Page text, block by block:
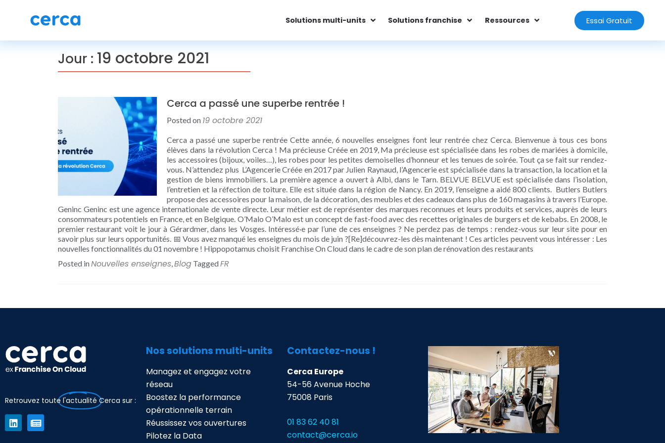
Solutions multi-units Solutions franchise Ressources Essai Gratuit
Jour : 19 octobre 2021
Cerca a passé une superbe rentrée !
Posted on 19 octobre 2021
Cerca a passé une superbe rentrée Cette année, 6 nouvelles enseignes font leur rentrée chez Cerca. Bienvenue à tous ces bons
élèves dans la révolution Cerca ! Ma précieuse Créée en 2019, Ma précieuse est spécialisée dans les robes de mariées à domicile,
les accessoires (bijoux, voiles…), les robes pour les petites demoiselles d’honneur et les tenues de soirée. Tout ça se fait sur rendez-
vous. N’attendez plus L’Agencerie Créée en 2017 par Julien Raynaud, l’Agencerie est spécialisée dans la transaction, la location et la
gestion de biens immobiliers. La première agence a ouvert à Albi, dans le Tarn. BELVUE BELVUE est spécialisée dans l’isolation,
l’entretien et la réfection de toiture. Elle est située dans la région de Nancy. En 2019, l’enseigne a aidé 800 clients. Butlers Butlers
propose des accessoires pour la maison, de la décoration, des meubles et des cadeaux dans plus de 160 magasins à travers l’Europe.
Geninc Geninc est une agence internationale de vente directe. Leur métier est de représenter des marques reconnues et leurs produits et services, auprès de leurs
consommateurs potentiels en France, et en Belgique. O’Malo O’Malo est un concept de fast-food avec des recettes originales de burgers et de kebabs. En 2008, le
premier restaurant voit le jour à Gérardmer, dans les Vosges. Intéressé·e par l’une de ces enseignes ? Ne perdez pas de temps : rendez-vous sur leur site pour en
savoir plus sur leurs opportunités. 📅 Vous avez manqué les enseignes du mois de juin ?[Re]découvrez-les dès maintenant ! Ces articles peuvent vous intéresser : Les
nouvelles fonctionnalités du 01 novembre ! Hippopotamus choisit Franchise On Cloud dans le cadre de son plan de rénovation des restaurants
Posted inNouvelles enseignes,Blog TaggedFR
Retrouvez toute l'actualité Cerca sur :
Nos solutions multi-units
Managez et engagez votre
réseau
Boostez la performance
opérationnelle terrain
Réussissez vos ouvertures
Pilotez la Data
Contactez-nous !
Cerca Europe
54-56 Avenue Hoche
75008 Paris
01 83 62 40 81
contact@cerca.io